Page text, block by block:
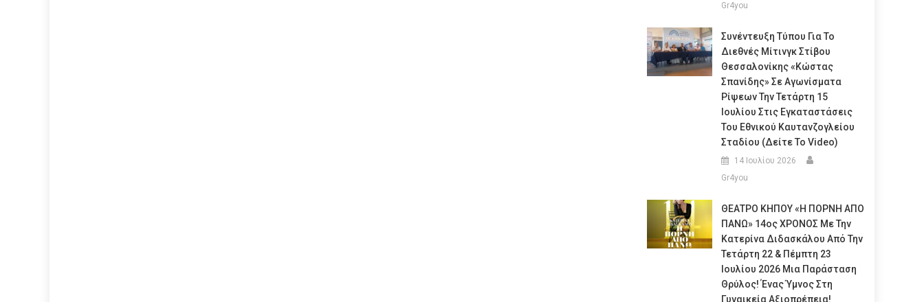
Gr4you
Συνέντευξη Τύπου Για Το
Διεθνές Μίτινγκ Στίβου
Θεσσαλονίκης «Κώστας
Σπανίδης» Σε Αγωνίσματα
Ρίψεων Την Τετάρτη 15
Ιουλίου Στις Εγκαταστάσεις
Του Εθνικού Καυτανζογλείου
Σταδίου (Δείτε Το Video)
14 Ιουλίου 2026
Gr4you
ΘΕΑΤΡΟ ΚΗΠΟΥ «Η ΠΟΡΝΗ ΑΠΟ
ΠΑΝΩ» 14ος ΧΡΟΝΟΣ Με Την
Κατερίνα Διδασκάλου Από Την
Τετάρτη 22 & Πέμπτη 23
Ιουλίου 2026 Μια Παράσταση
Θρύλος! Ένας Ύμνος Στη
Γυναικεία Αξιοπρέπεια!